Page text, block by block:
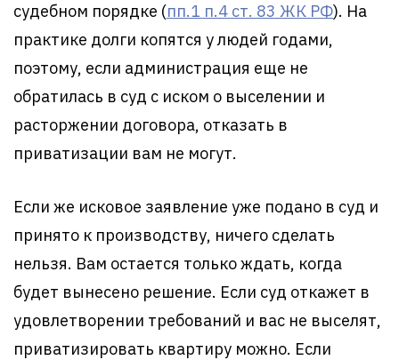
судебном порядке (пп.1 п.4 ст. 83 ЖК РФ). На
практике долги копятся у людей годами,
поэтому, если администрация еще не
обратилась в суд с иском о выселении и
расторжении договора, отказать в
приватизации вам не могут.
Если же исковое заявление уже подано в суд и
принято к производству, ничего сделать
нельзя. Вам остается только ждать, когда
будет вынесено решение. Если суд откажет в
удовлетворении требований и вас не выселят,
приватизировать квартиру можно. Если